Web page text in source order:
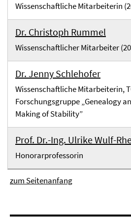
Wissenschaftliche Mitarbeiterin
Dr. Christoph Rummel
Wissenschaftlicher Mitarbeiter
Dr. Jenny Schlehofer
Wissenschaftliche Mitarbeiterin,
Forschungsgruppe „Genealogy
Making of Stability”
Prof. Dr.-Ing. Ulrike Wulf-
Honorarprofessorin
zum Seitenanfang